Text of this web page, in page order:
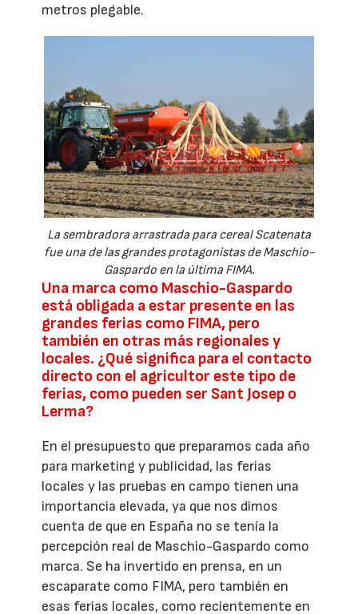
metros plegable.
La sembradora arrastrada para cereal Scatenata
fue una de las grandes protagonistas de Maschio-
Gaspardo en la última FIMA.
Una marca como Maschio-Gaspardo
está obligada a estar presente en las
grandes ferias como FIMA, pero
también en otras más regionales y
locales. ¿Qué significa para el contacto
directo con el agricultor este tipo de
ferias, como pueden ser Sant Josep o
Lerma?
En el presupuesto que preparamos cada año
para marketing y publicidad, las ferias
locales y las pruebas en campo tienen una
importancia elevada, ya que nos dimos
cuenta de que en España no se tenía la
percepción real de Maschio-Gaspardo como
marca. Se ha invertido en prensa, en un
escaparate como FIMA, pero también en
esas ferias locales, como recientemente en